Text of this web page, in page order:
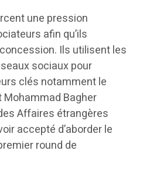
une pression
afin qu’ils
Ils utilisent les
sociaux pour
clés notamment le
Bagher
Affaires étrangères
accepté d’aborder le
round de